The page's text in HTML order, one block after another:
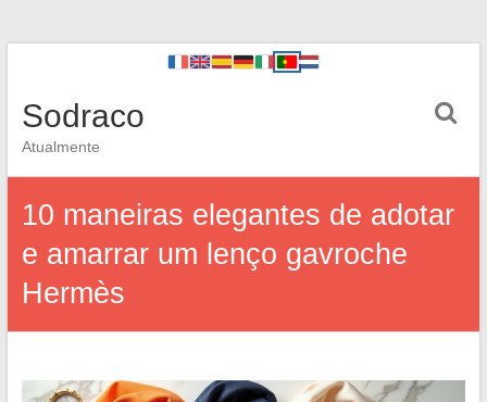
Sodraco
Atualmente
10 maneiras elegantes de adotar
e amarrar um lenço gavroche
Hermès